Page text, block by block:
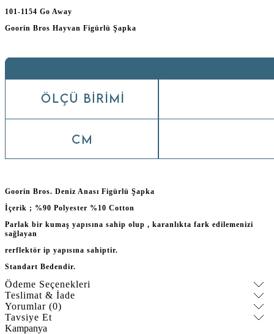
101-1154 Go Away
Goorin Bros Hayvan Figürlü Şapka
Goorin Bros. Deniz Anası Figürlü Şapka
İçerik ; %90 Polyester %10 Cotton
Parlak bir kumaş yapısına sahip olup , karanlıkta fark edilemenizi
sağlayan
rerflektör ip yapısına sahiptir.
Standart Bedendir.
Ödeme Seçenekleri
Teslimat & İade
Yorumlar (0)
Tavsiye Et
Kampanya